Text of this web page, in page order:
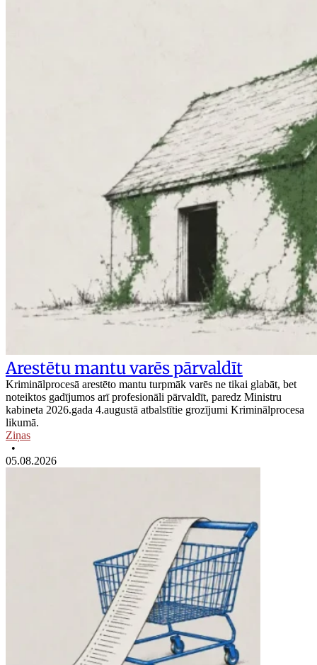
Arestētu mantu varēs pārvaldīt
Kriminālprocesā arestēto mantu turpmāk varēs ne tikai glabāt, bet
noteiktos gadījumos arī profesionāli pārvaldīt, paredz Ministru
kabineta 2026.gada 4.augustā atbalstītie grozījumi Kriminālprocesa
likumā.
Ziņas
•
05.08.2026